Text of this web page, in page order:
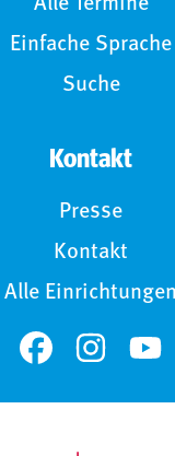
Einfache Sprache
Suche
Kontakt
Presse
Kontakt
Alle Einrichtungen